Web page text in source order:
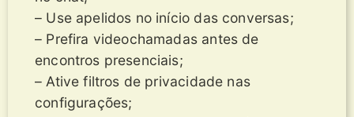
– Use apelidos no início das conversas;
– Prefira videochamadas antes de
encontros presenciais;
– Ative filtros de privacidade nas
configurações;